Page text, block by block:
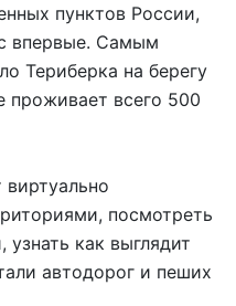
пунктов России,
впервые. Самым
Териберка на берегу
проживает всего 500
посмотреть
как выглядит
автодорог и пеших